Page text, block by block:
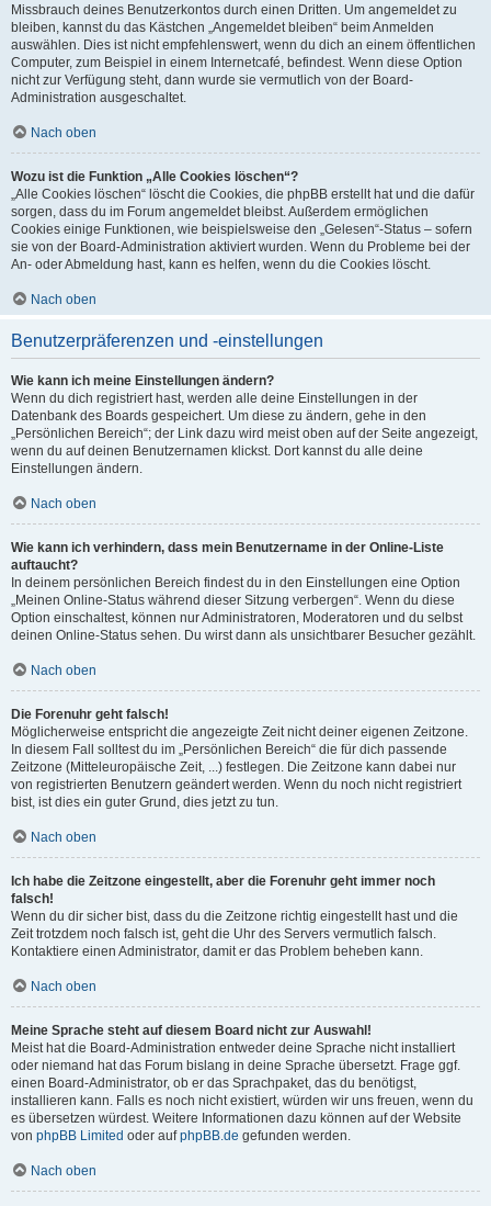
Missbrauch deines Benutzerkontos durch einen Dritten. Um angemeldet zu
bleiben, kannst du das Kästchen „Angemeldet bleiben“ beim Anmelden
auswählen. Dies ist nicht empfehlenswert, wenn du dich an einem öffentlichen
Computer, zum Beispiel in einem Internetcafé, befindest. Wenn diese Option
nicht zur Verfügung steht, dann wurde sie vermutlich von der Board-
Administration ausgeschaltet.
Nach oben
Wozu ist die Funktion „Alle Cookies löschen“?
„Alle Cookies löschen“ löscht die Cookies, die phpBB erstellt hat und die dafür
sorgen, dass du im Forum angemeldet bleibst. Außerdem ermöglichen
Cookies einige Funktionen, wie beispielsweise den „Gelesen“-Status – sofern
sie von der Board-Administration aktiviert wurden. Wenn du Probleme bei der
An- oder Abmeldung hast, kann es helfen, wenn du die Cookies löscht.
Nach oben
Benutzerpräferenzen und -einstellungen
Wie kann ich meine Einstellungen ändern?
Wenn du dich registriert hast, werden alle deine Einstellungen in der
Datenbank des Boards gespeichert. Um diese zu ändern, gehe in den
„Persönlichen Bereich“; der Link dazu wird meist oben auf der Seite angezeigt,
wenn du auf deinen Benutzernamen klickst. Dort kannst du alle deine
Einstellungen ändern.
Nach oben
Wie kann ich verhindern, dass mein Benutzername in der Online-Liste
auftaucht?
In deinem persönlichen Bereich findest du in den Einstellungen eine Option
„Meinen Online-Status während dieser Sitzung verbergen“. Wenn du diese
Option einschaltest, können nur Administratoren, Moderatoren und du selbst
deinen Online-Status sehen. Du wirst dann als unsichtbarer Besucher gezählt.
Nach oben
Die Forenuhr geht falsch!
Möglicherweise entspricht die angezeigte Zeit nicht deiner eigenen Zeitzone.
In diesem Fall solltest du im „Persönlichen Bereich“ die für dich passende
Zeitzone (Mitteleuropäische Zeit, ...) festlegen. Die Zeitzone kann dabei nur
von registrierten Benutzern geändert werden. Wenn du noch nicht registriert
bist, ist dies ein guter Grund, dies jetzt zu tun.
Nach oben
Ich habe die Zeitzone eingestellt, aber die Forenuhr geht immer noch
falsch!
Wenn du dir sicher bist, dass du die Zeitzone richtig eingestellt hast und die
Zeit trotzdem noch falsch ist, geht die Uhr des Servers vermutlich falsch.
Kontaktiere einen Administrator, damit er das Problem beheben kann.
Nach oben
Meine Sprache steht auf diesem Board nicht zur Auswahl!
Meist hat die Board-Administration entweder deine Sprache nicht installiert
oder niemand hat das Forum bislang in deine Sprache übersetzt. Frage ggf.
einen Board-Administrator, ob er das Sprachpaket, das du benötigst,
installieren kann. Falls es noch nicht existiert, würden wir uns freuen, wenn du
es übersetzen würdest. Weitere Informationen dazu können auf der Website
von phpBB Limited oder aufphpBB.de gefunden werden.
Nach oben